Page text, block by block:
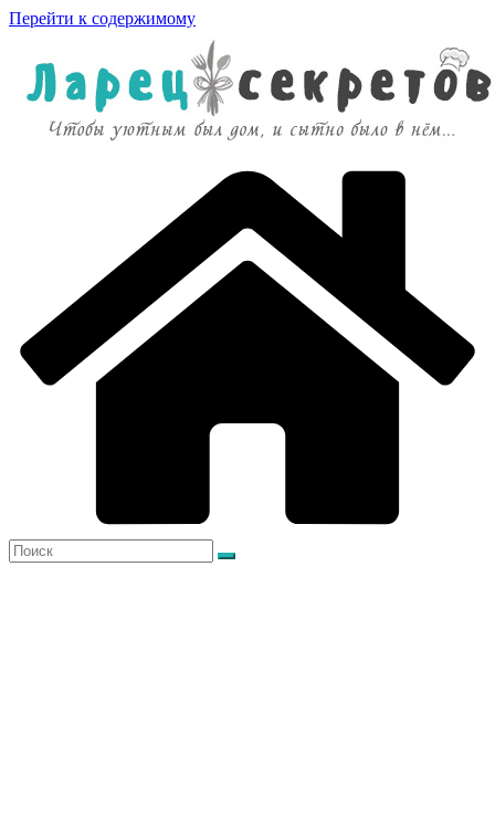
Перейти к содержимому